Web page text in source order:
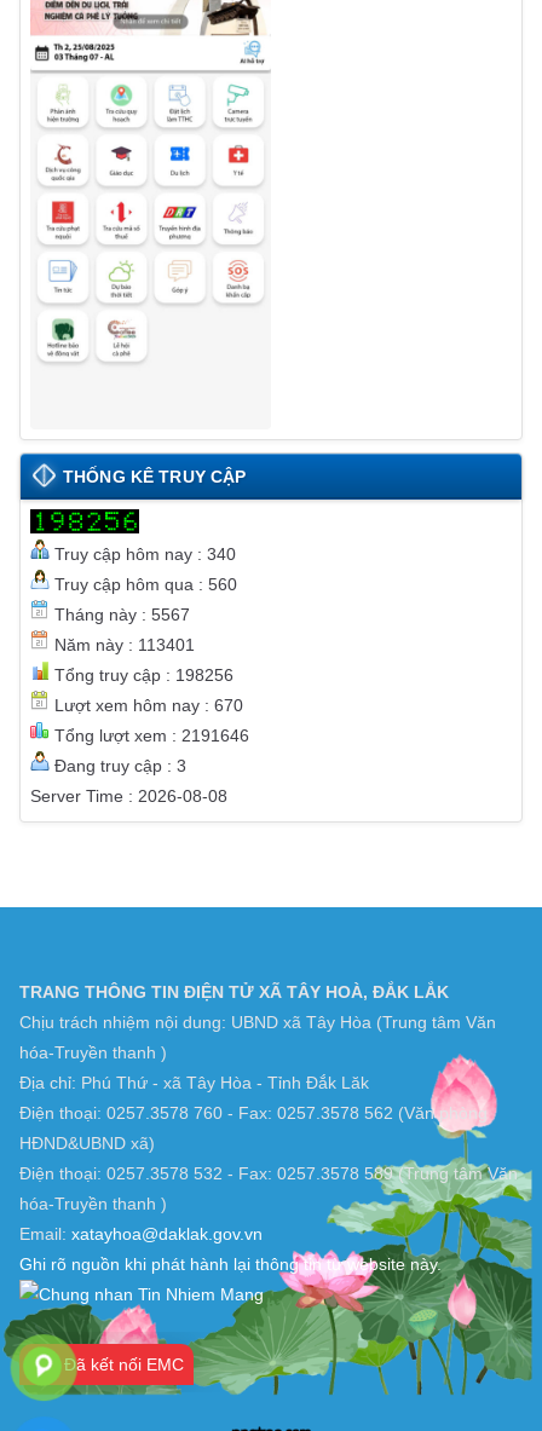
THỐNG KÊ TRUY CẬP
Truy cập hôm nay : 340
Truy cập hôm qua : 560
Tháng này : 5567
Năm này : 113401
Tổng truy cập : 198256
Lượt xem hôm nay : 670
Tổng lượt xem : 2191646
Đang truy cập : 3
Server Time : 2026-08-08
TRANG THÔNG TIN ĐIỆN TỬ XÃ TÂY HOÀ, ĐẮK LẮK
Chịu trách nhiệm nội dung: UBND xã Tây Hòa (Trung tâm Văn
hóa-Truyền thanh )
Địa chỉ: Phú Thứ - xã Tây Hòa - Tỉnh Đắk Lăk
Điện thoại: 0257.3578 760 - Fax: 0257.3578 562 (Văn phòng
HĐND&UBND xã)
Điện thoại: 0257.3578 532 - Fax: 0257.3578 589 (Trung tâm Văn
hóa-Truyền thanh )
Email: xatayhoa@daklak.gov.vn
Ghi rõ nguồn khi phát hành lại thông tin từ website này.
Đã kết nối EMC